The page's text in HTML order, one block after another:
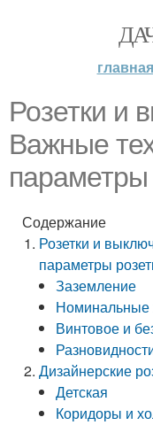
главная
Розетки и
Важные
параметры
Содержание
Розетки и
параметры
Заземление
Номинальные
Винтовое и
Дизайнерские
Детская
Коридоры и